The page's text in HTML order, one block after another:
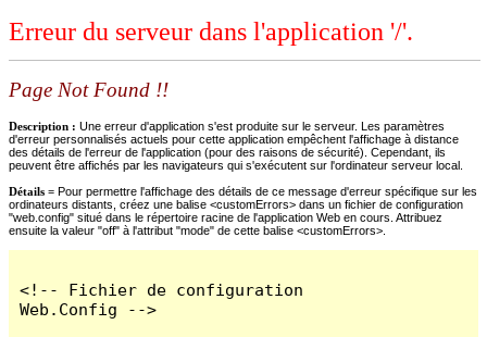
Erreur du serveur dans l'application '/'.
Page Not Found !!
Description : Une erreur d'application s'est produite sur le serveur. Les paramètres
d'erreur personnalisés actuels pour cette application empêchent l'affichage à distance
des détails de l'erreur de l'application (pour des raisons de sécurité). Cependant, ils
peuvent être affichés par les navigateurs qui s'exécutent sur l'ordinateur serveur local.
Détails = Pour permettre l'affichage des détails de ce message d'erreur spécifique sur les
ordinateurs distants, créez une balise <customErrors> dans un fichier de configuration
"web.config" situé dans le répertoire racine de l'application Web en cours. Attribuez
ensuite la valeur "off" à l'attribut "mode" de cette balise <customErrors>.
<!-- Fichier de configuration
Web.Config -->